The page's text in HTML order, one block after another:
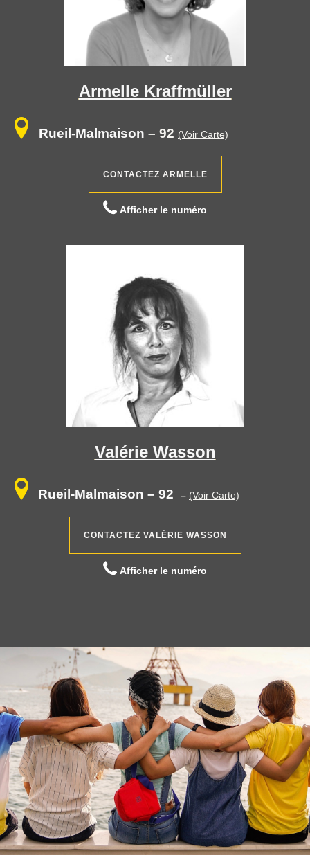
Armelle Kraffmüller
Rueil-Malmaison – 92 (Voir Carte)
CONTACTEZ ARMELLE
Afficher le numéro
Valérie Wasson
Rueil-Malmaison – 92 – (Voir Carte)
CONTACTEZ VALÉRIE WASSON
Afficher le numéro